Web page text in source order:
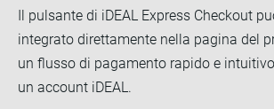
Il pulsante di iDEAL Express Checkout
integrato direttamente nella pagina del
un flusso di pagamento rapido e
un account iDEAL.